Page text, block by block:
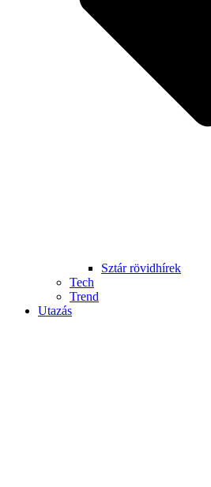
Sztár rövidhírek
Tech
Trend
Utazás